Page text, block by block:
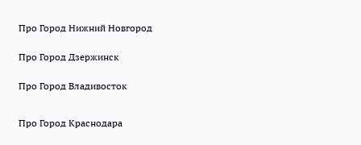
Про Город Нижний Новгород
Про Город Дзержинск
Про Город Владивосток
Про Город Краснодара